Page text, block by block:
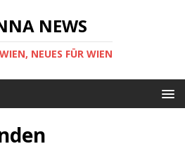
NEWS
NEUES FÜR WIEN